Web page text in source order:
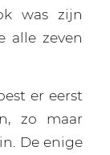
was zijn
alle zeven
er eerst
zo maar
De enige